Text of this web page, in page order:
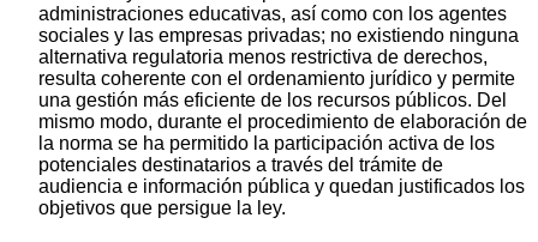
administraciones educativas, así como con los agentes
sociales y las empresas privadas; no existiendo ninguna
alternativa regulatoria menos restrictiva de derechos,
resulta coherente con el ordenamiento jurídico y permite
una gestión más eficiente de los recursos públicos. Del
mismo modo, durante el procedimiento de elaboración de
la norma se ha permitido la participación activa de los
potenciales destinatarios a través del trámite de
audiencia e información pública y quedan justificados los
objetivos que persigue la ley.